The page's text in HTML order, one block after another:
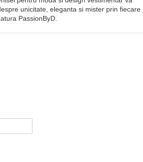
unicitate, eleganta si mister prin fiecare
PassionByD.